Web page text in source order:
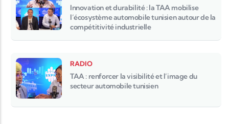
Innovation et durabilité : la TAA mobilise
l’écosystème automobile tunisien autour de la
compétitivité industrielle
RADIO
TAA : renforcer la visibilité et l’image du
secteur automobile tunisien